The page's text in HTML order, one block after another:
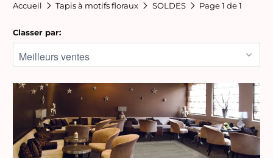
Accueil Tapis à motifs floraux SOLDES Page 1 de 1
Classer par: